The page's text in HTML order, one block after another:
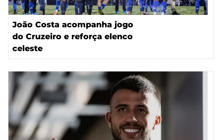
João Costa acompanha jogo
do Cruzeiro e reforça elenco
celeste